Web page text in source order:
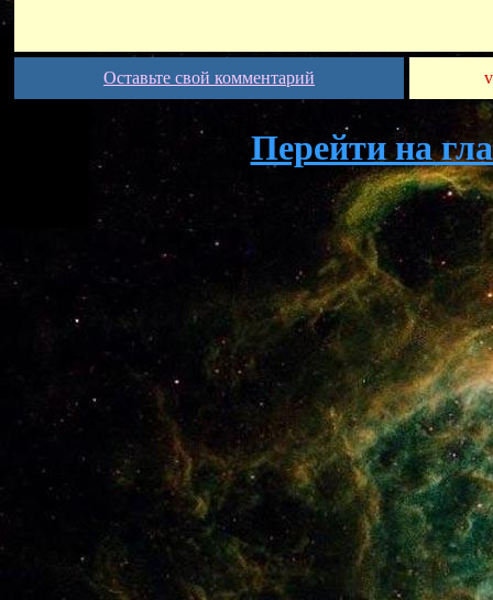
Оставьте свой комментарий
Перейти на